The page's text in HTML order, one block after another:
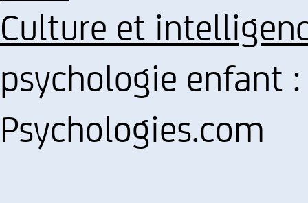
Culture et
psychologie enfant
Psychologies.com